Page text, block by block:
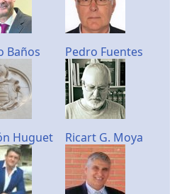
Baños Pedro Fuentes
Huguet Ricart G. Moya